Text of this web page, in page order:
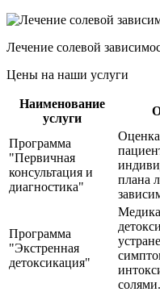
Лечение солевой
Цены на наши услуги
Наименование
услуги
Программа
"Первичная
консультация и
диагностика"
Оценка
плана
Программа
"Экстренная
детоксикация"
солями.